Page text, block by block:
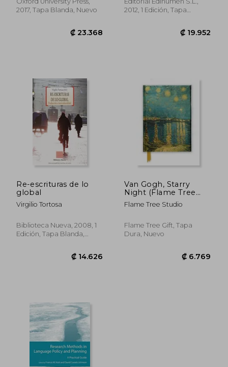
₡ 8.654
2017, Tapa Blanda, Nuevo
Ruiz
2012, 1 Edición, Tapa
Re-escrituras de lo
global
Virgilio Tortosa
Biblioteca Nueva, 2008, 1
Edición, Tapa Blanda,
Van Gogh, Starry
Night (Flame Tree
Nots) (en Inglés)
Flame Tree Studio
Flame Tree Gift, Tapa
Dura, Nuevo